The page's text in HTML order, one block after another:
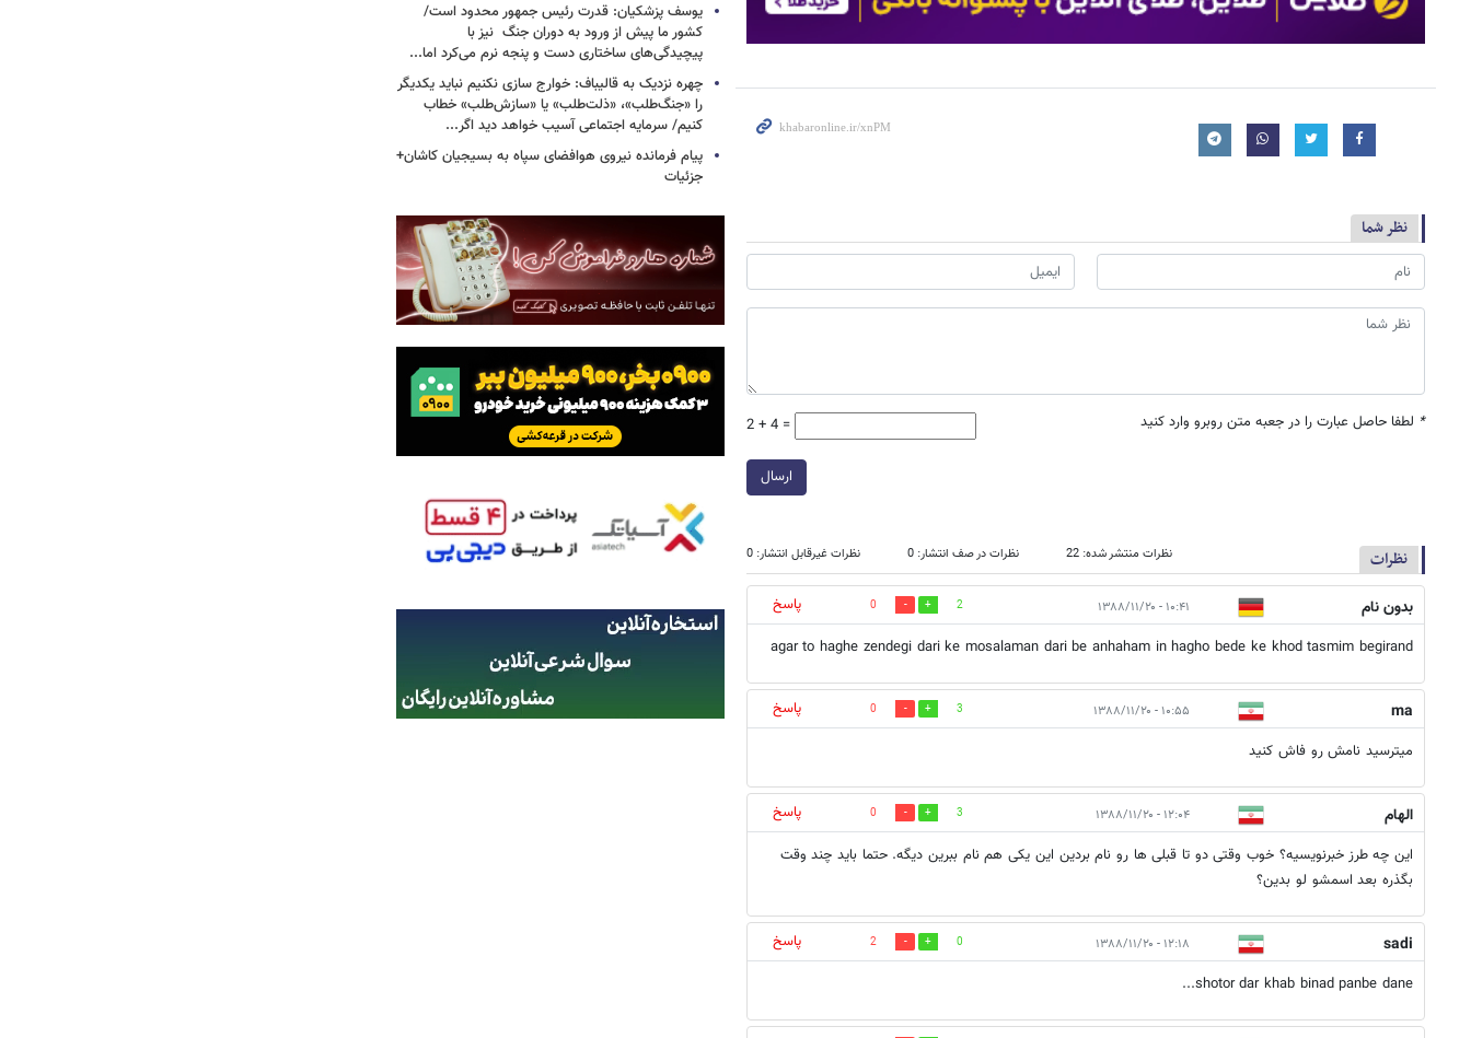
نظر شما
* لطفا حاصل عبارت را در جعبه متن روبرو وارد کنید 2 + 4 =
ارسال
نظرات نظرات منتشر شده: 22 نظرات در صف انتشار: 0 نظرات غیرقابل انتشار: 0
بدون نام ۱۰:۴۱ - ۱۳۸۸/۱۱/۲۰ 2
0
پاسخ
agar to haghe zendegi dari ke mosalaman dari be anhaham in hagho bede ke khod tasmim begirand
ma ۱۰:۵۵ - ۱۳۸۸/۱۱/۲۰ 3
0
پاسخ
میترسید نامش رو فاش کنید
الهام ۱۲:۰۴ - ۱۳۸۸/۱۱/۲۰ 3
0
پاسخ
این چه طرز خبرنویسیه؟ خوب وقتی دو تا قبلی ها رو نام بردین این یکی هم نام ببرین دیگه. حتما باید چند وقت
بگذره بعد اسمشو لو بدین؟
sadi ۱۲:۱۸ - ۱۳۸۸/۱۱/۲۰ 0
2
پاسخ
shotor dar khab binad panbe dane...
یوسف پزشکیان: قدرت رئیس‌ جمهور محدود است/
کشور ما پیش از ورود به دوران جنگ نیز با
پیچیدگی‌های ساختاری دست و پنجه نرم می‌کرد اما...
چهره نزدیک به قالیباف: خوارج سازی نکنیم نباید یکدیگر
را «جنگ‌طلب»، «ذلت‌طلب» یا «سازش‌طلب» خطاب
کنیم/ سرمایه اجتماعی آسیب خواهد دید اگر...
پیام فرمانده نیروی هوافضای سپاه به بسیجیان کاشان+
جزئیات